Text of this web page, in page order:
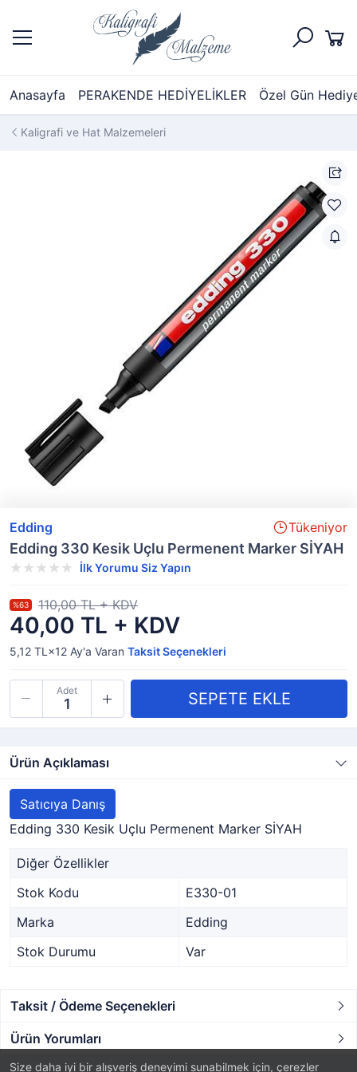
Anasayfa PERAKENDE HEDİYELİKLER Özel Gün
Size daha iyi bir alışveriş deneyimi sunabilmek için, çerezler
Kaligrafi ve Hat Malzemeleri
Edding Tükeniyor
Edding 330 Kesik Uçlu Permenent Marker SİYAH
İlk Yorumu Siz Yapın
40,00 TL + KDV
%63 110,00 TL + KDV
5,12 TL×12 Ay'a Varan Taksit Seçenekleri
Adet
Ürün Açıklaması
Satıcıya Danış
Edding 330 Kesik Uçlu Permenent Marker SİYAH
Diğer Özellikler
Stok Kodu
E330-01
Marka
Edding
Stok Durumu
Var
Taksit / Ödeme Seçenekleri
Ürün Yorumları